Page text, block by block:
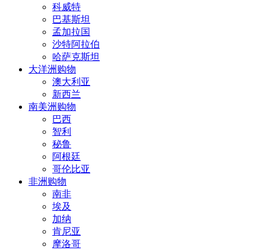
科威特
巴基斯坦
孟加拉国
沙特阿拉伯
哈萨克斯坦
大洋洲购物
澳大利亚
新西兰
南美洲购物
巴西
智利
秘鲁
阿根廷
哥伦比亚
非洲购物
南非
埃及
加纳
肯尼亚
摩洛哥